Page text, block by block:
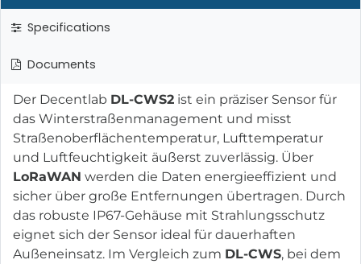
Specifications
Documents
Der Decentlab DL-CWS2 ist ein präziser Sensor für
das Winterstraßenmanagement und misst
Straßenoberflächentemperatur, Lufttemperatur
und Luftfeuchtigkeit äußerst zuverlässig. Über
LoRaWAN werden die Daten energieeffizient und
sicher über große Entfernungen übertragen. Durch
das robuste IP67-Gehäuse mit Strahlungsschutz
eignet sich der Sensor ideal für dauerhaften
Außeneinsatz. Im Vergleich zum DL-CWS, bei dem